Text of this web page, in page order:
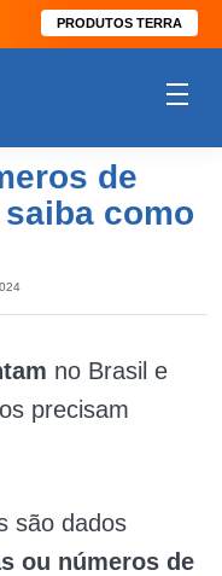
PRODUTOS TERRA
de
como
no Brasil e
precisam
são dados
ou números de